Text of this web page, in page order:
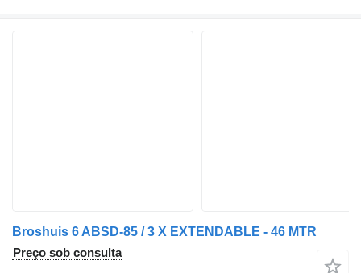
Broshuis 6 ABSD-85 / 3 X EXTENDABLE - 46 MTR
Preço sob consulta